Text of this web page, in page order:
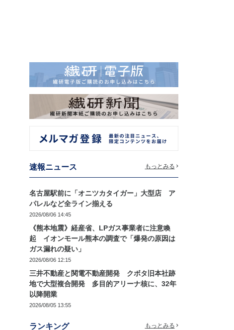
速報ニュース もっとみる
名古屋駅前に「オニツカタイガー」大型店 ア
パレルなど全ライン揃える
2026/08/06 14:45
《熊本地震》経産省、LPガス事業者に注意喚
起 イオンモール熊本の調査で「爆発の原因は
ガス漏れの疑い」
2026/08/06 12:15
三井不動産と関電不動産開発 クボタ旧本社跡
地で大型複合開発 多目的アリーナ核に、32年
以降開業
2026/08/05 13:55
ランキング もっとみる